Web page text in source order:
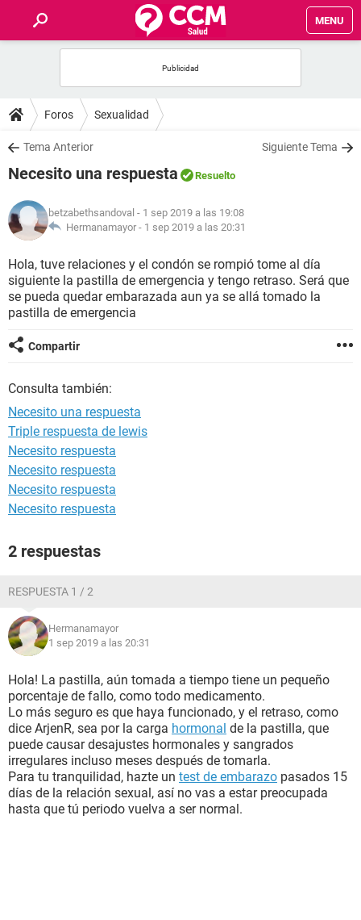
MENU
FOROS
SALUD
NUTRICIÓN
BIENESTAR
SEXUALIDAD
GLOSARIO
Foros Sexualidad
Tema Anterior Siguiente Tema
Necesito una respuesta Resuelto
betzabethsandoval - 1 sep 2019 a las 19:08
Hermanamayor - 1 sep 2019 a las 20:31
Hola, tuve relaciones y el condón se rompió tome al día
siguiente la pastilla de emergencia y tengo retraso. Será que
se pueda quedar embarazada aun ya se allá tomado la
pastilla de emergencia
Compartir
Consulta también:
Necesito una respuesta
Triple respuesta de lewis
Necesito respuesta
Necesito respuesta
Necesito respuesta
Necesito respuesta
2 respuestas
RESPUESTA 1 / 2
Hermanamayor
1 sep 2019 a las 20:31
Hola! La pastilla, aún tomada a tiempo tiene un pequeño
porcentaje de fallo, como todo medicamento.
Lo más seguro es que haya funcionado, y el retraso, como
dice ArjenR, sea por la carga hormonal de la pastilla, que
puede causar desajustes hormonales y sangrados
irregulares incluso meses después de tomarla.
Para tu tranquilidad, hazte un test de embarazo pasados 15
días de la relación sexual, así no vas a estar preocupada
hasta que tú periodo vuelva a ser normal.